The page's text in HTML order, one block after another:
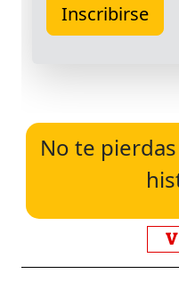
No te